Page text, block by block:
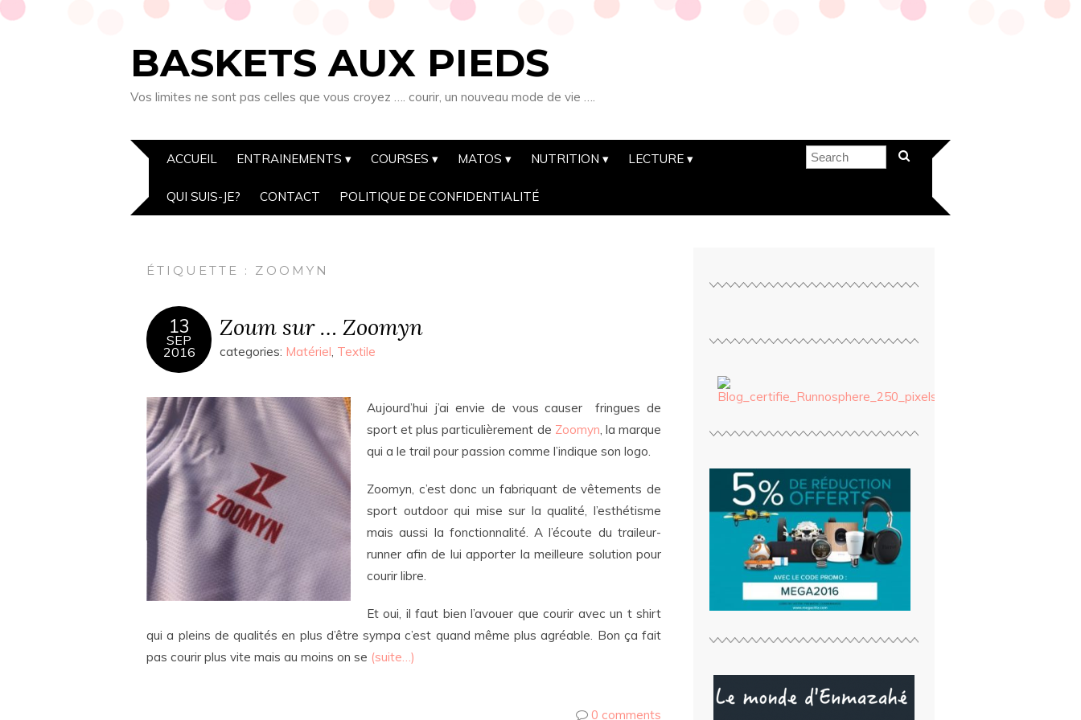
BASKETS AUX PIEDS
Vos limites ne sont pas celles que vous croyez …. courir, un nouveau mode de vie ….
ACCUEIL ENTRAINEMENTS COURSES MATOS NUTRITION LECTURE
QUI SUIS-JE? CONTACT POLITIQUE DE CONFIDENTIALITÉ
ÉTIQUETTE : ZOOMYN
13
SEP
2016
Zoum sur … Zoomyn
categories: Matériel, Textile
Aujourd’hui j’ai envie de vous causer fringues de
sport et plus particulièrement de Zoomyn, la marque
qui a le trail pour passion comme l’indique son logo.
Zoomyn, c’est donc un fabriquant de vêtements de
sport outdoor qui mise sur la qualité, l’esthétisme
mais aussi la fonctionnalité. A l’écoute du traileur-
runner afin de lui apporter la meilleure solution pour
courir libre.
Et oui, il faut bien l’avouer que courir avec un t shirt
qui a pleins de qualités en plus d’être sympa c’est quand même plus agréable. Bon ça fait
pas courir plus vite mais au moins on se (suite…)
0 comments